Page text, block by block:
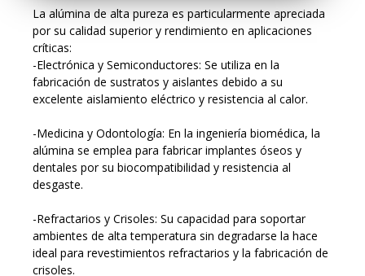
La alúmina de alta pureza es particularmente apreciada
por su calidad superior y rendimiento en aplicaciones
críticas:
-Electrónica y Semiconductores: Se utiliza en la
fabricación de sustratos y aislantes debido a su
excelente aislamiento eléctrico y resistencia al calor.
-Medicina y Odontología: En la ingeniería biomédica, la
alúmina se emplea para fabricar implantes óseos y
dentales por su biocompatibilidad y resistencia al
desgaste.
-Refractarios y Crisoles: Su capacidad para soportar
ambientes de alta temperatura sin degradarse la hace
ideal para revestimientos refractarios y la fabricación de
crisoles.